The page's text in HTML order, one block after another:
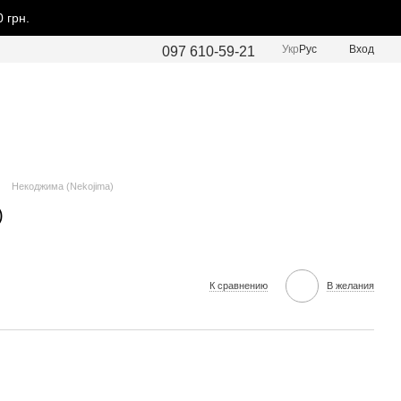
097 610-59-21 Укр Рус Вход
Некоджима (Nekojima)
К сравнению В желания